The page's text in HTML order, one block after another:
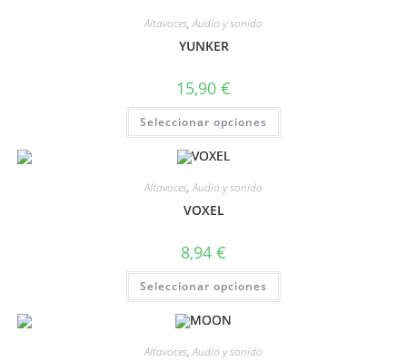
Altavoces,Audio y sonido
YUNKER
15,90 €
Seleccionar opciones
Altavoces,Audio y sonido
VOXEL
8,94 €
Seleccionar opciones
Altavoces,Audio y sonido